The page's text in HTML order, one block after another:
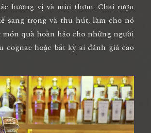
hương vị và mùi thơm. Chai rượu
sang trọng và thu hút, làm cho nó
quà hoàn hảo cho những người
cognac hoặc bất kỳ ai đánh giá cao